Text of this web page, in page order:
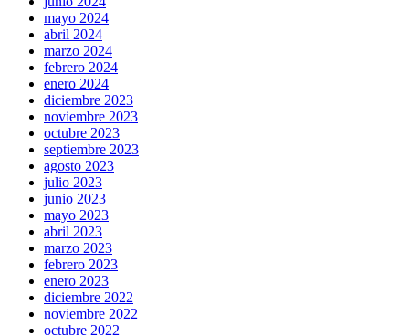
mayo 2024
abril 2024
marzo 2024
febrero 2024
enero 2024
diciembre 2023
noviembre 2023
octubre 2023
septiembre 2023
agosto 2023
julio 2023
junio 2023
mayo 2023
abril 2023
marzo 2023
febrero 2023
enero 2023
diciembre 2022
noviembre 2022
octubre 2022